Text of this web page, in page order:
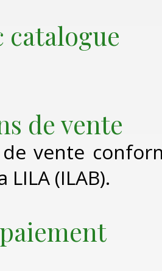
catalogue
de vente
vente
LILA (ILAB).